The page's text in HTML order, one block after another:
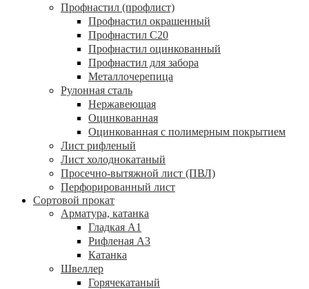
Профнастил (профлист)
Профнастил окрашенный
Профнастил С20
Профнастил оцинкованный
Профнастил для забора
Металлочерепица
Рулонная сталь
Нержавеющая
Оцинкованная
Оцинкованная с полимерным покрытием
Лист рифленый
Лист холоднокатаный
Просечно-вытяжной лист (ПВЛ)
Перфорированный лист
Сортовой прокат
Арматура, катанка
Гладкая А1
Рифленая А3
Катанка
Швеллер
Горячекатаный